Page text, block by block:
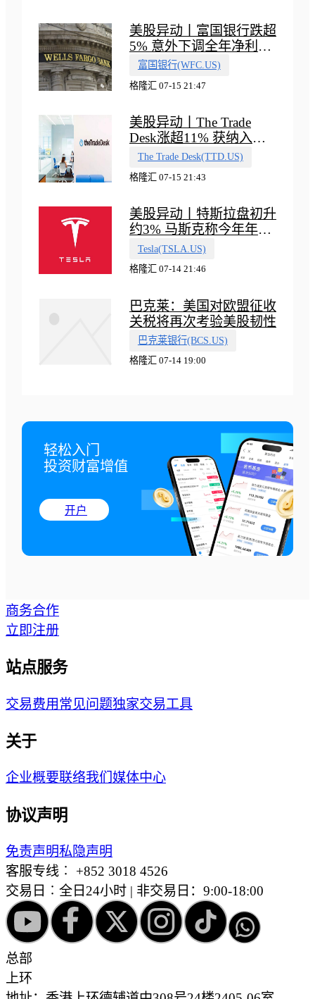
美股异动丨富国银行跌超
5% 意外下调全年净利息
收入指引
富国银行(WFC.US)
格隆汇 07-15 21:47
美股异动丨The Trade
Desk涨超11% 获纳入标
普500指数
The Trade Desk(TTD.US)
格隆汇 07-15 21:43
美股异动丨特斯拉盘初升
约3% 马斯克称今年年底
会有‘史诗级震撼’的演示
Tesla(TSLA.US)
格隆汇 07-14 21:46
巴克莱：美国对欧盟征收
关税将再次考验美股韧性
巴克莱银行(BCS.US)
格隆汇 07-14 19:00
轻松入门
投资财富增值
开户
商务合作
立即注册
站点服务
交易费用常见问题独家交易工具
关于
企业概要联络我们 媒体中心
协议声明
免责声明私隐声明
客服专线︰ +852 3018 4526
交易日︰全日24小时 | 非交易日：9:00-18:00
总部
上环